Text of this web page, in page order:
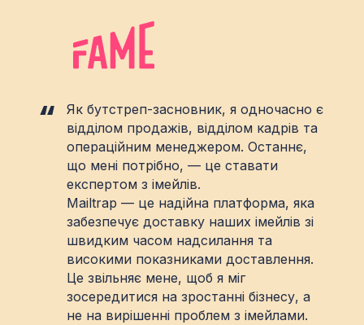
Як бутстреп-засновник, я одночасно є
відділом продажів, відділом кадрів та
операційним менеджером. Останнє,
що мені потрібно, — це ставати
експертом з імейлів.
Mailtrap — це надійна платформа, яка
забезпечує доставку наших імейлів зі
швидким часом надсилання та
високими показниками доставлення.
Це звільняє мене, щоб я міг
зосередитися на зростанні бізнесу, а
не на вирішенні проблем з імейлами.